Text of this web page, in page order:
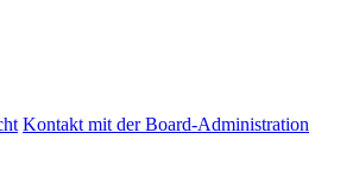
Kontakt mit der Board-Administration